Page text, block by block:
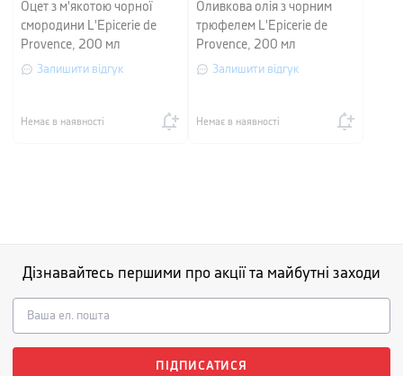
Оцет з м'якотою чорної
смородини L'Epicerie de
Provence, 200 мл
Залишити відгук
Немає в наявності
Оливкова олія з чорним
трюфелем L'Epicerie de
Provence, 200 мл
Залишити відгук
Немає в наявності
Дізнавайтесь першими про акції та майбутні заходи
ПІДПИСАТИСЯ